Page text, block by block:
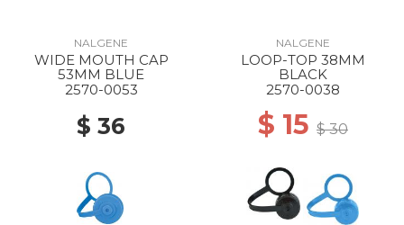
NALGENE
WIDE MOUTH CAP
53MM BLUE
2570-0053
$ 36
NALGENE
LOOP-TOP 38MM
BLACK
2570-0038
$ 15 $ 30